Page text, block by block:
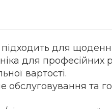
для
для професійних
вартості.
обслуговування та